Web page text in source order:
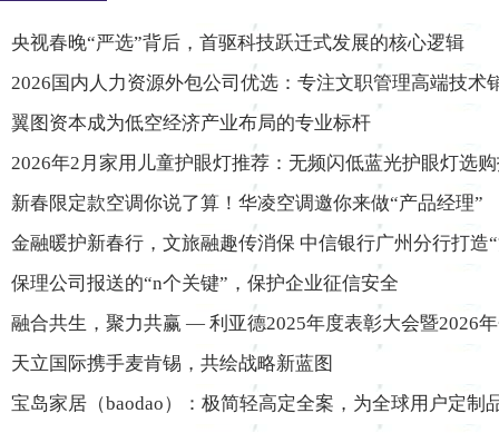
央视春晚“严选”背后，首驱科技跃迁式发展的核心逻辑
2026国内人力资源外包公司优选：专注文职管理高端技
翼图资本成为低空经济产业布局的专业标杆
2026年2月家用儿童护眼灯推荐：无频闪低蓝光护眼灯选
新春限定款空调你说了算！华凌空调邀你来做“产品经理”
金融暖护新春行，文旅融趣传消保 中信银行广州分行打造
保理公司报送的“n个关键”，保护企业征信安全
融合共生，聚力共赢 — 利亚德2025年度表彰大会暨2026
天立国际携手麦肯锡，共绘战略新蓝图
宝岛家居（baodao）：极简轻高定全案，为全球用户定制